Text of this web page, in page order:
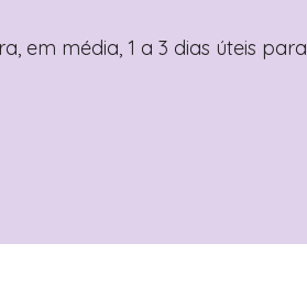
em média, 1 a 3 dias úteis para